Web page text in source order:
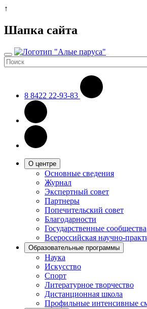
↑
Шапка сайта
8 8422 22-93-83
О центре
Основные сведения
Журнал
Экспертный совет
Партнеры
Попечительский совет
Благодарности
Государственные сообщества
Всероссийская научно-
Образовательные программы
Наука
Искусство
Спорт
Литературное творчество
Дистанционная школа
Профильные интенсивные